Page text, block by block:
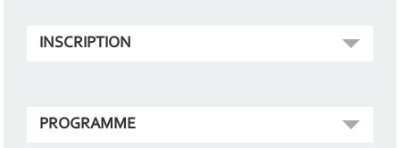
INSCRIPTION
PROGRAMME